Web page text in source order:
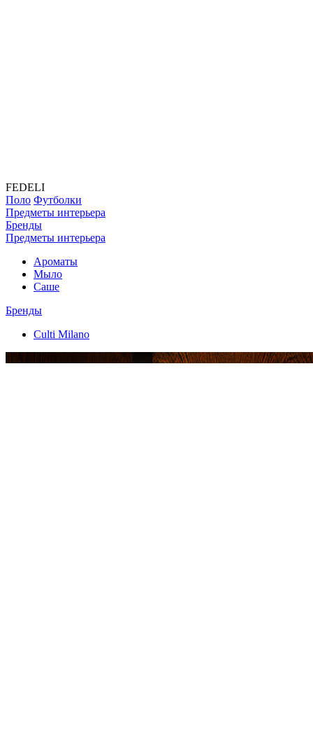
FEDELI
Поло Футболки
Предметы интерьера
Бренды
Предметы интерьера
Ароматы
Мыло
Саше
Бренды
Culti Milano